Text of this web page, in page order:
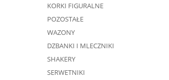
KORKI FIGURALNE
POZOSTAŁE
WAZONY
DZBANKI I MLECZNIKI
SHAKERY
SERWETNIKI